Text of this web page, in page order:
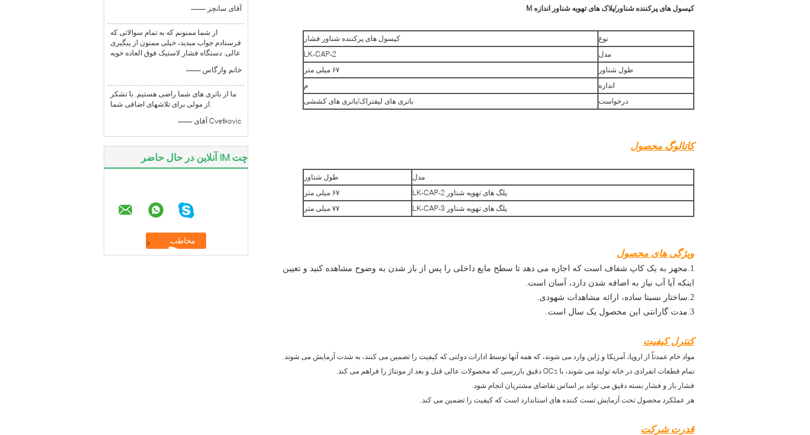
—— آقای سانچز
از شما ممنونم که به تمام سوالاتی که
فرستادم جواب میدید، خیلی ممنون از پیگیری
عالی. دستگاه فشار لاستیک فوق العاده خوبه
—— خانم وارگاس
ما از باتری های شما راضی هستیم. با تشکر
از مولی برای تلاشهای اضافی شما.
—— آقای Cvetkovic
چت IM آنلاین در حال حاضر
کپسول های پرکننده شناور/پلاک های تهویه شناور اندازه M
نوع
کپسول های پرکننده شناور فشار
مدل
LK-CAP-2
طول شناور
۶۷ میلی متر
اندازه
م
درخواست
باتری های لیفتراک/باتری های کششی
کاتالوگ محصول
مدل
طول شناور
پلگ های تهویه شناور LK-CAP-2
۶۷ میلی متر
پلگ های تهویه شناور LK-CAP-3
۷۷ میلی متر
ویژگی های محصول
1. مجهز به یک کاپ شفاف است که اجازه می دهد تا سطح مایع داخلی را پس از باز شدن به وضوح مشاهده کنید و تعیین
اینکه آیا آب نیاز به اضافه شدن دارد، آسان است.
2. ساختار نسبتا ساده، ارائه مشاهدات شهودی.
3. مدت گارانتی این محصول یک سال است.
کنترل کیفیت
مواد خام عمدتاً از اروپا، آمریکا و ژاپن وارد می شوند، که همه آنها توسط ادارات دولتی که کیفیت را تضمین می کنند، به شدت آزمایش می شوند.
تمام قطعات انفرادی در خانه تولید می شوند، با QCs دقیق بازرسی که محصولات عالی قبل و بعد از مونتاژ را فراهم می کند.
فشار باز و فشار بسته دقیق می تواند بر اساس تقاضای مشتریان انجام شود.
هر عملکرد محصول تحت آزمایش تست کننده های استاندارد است که کیفیت را تضمین می کند.
قدرت شرکت